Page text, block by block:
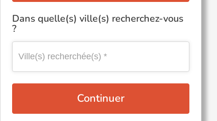
Dans quelle(s) ville(s) recherchez-vous
?
Continuer